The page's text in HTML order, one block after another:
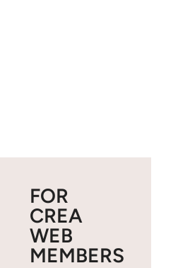
FOR
CREA
WEB
MEMBERS